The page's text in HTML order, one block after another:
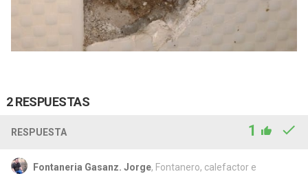
2 RESPUESTAS
RESPUESTA 1
Fontaneria Gasanz. Jorge, Fontanero, calefactor e